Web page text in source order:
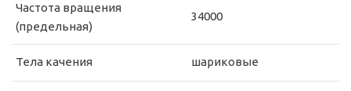
Частота вращения
(предельная)
34000
Тела качения шариковые